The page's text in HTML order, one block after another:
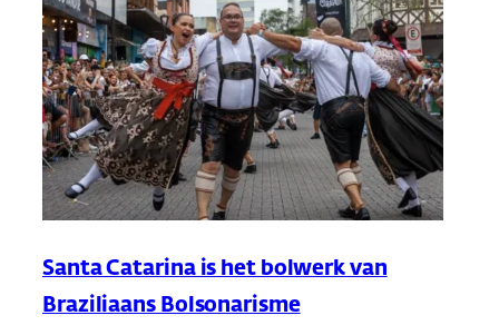
Santa Catarina is het bolwerk van
Braziliaans Bolsonarisme